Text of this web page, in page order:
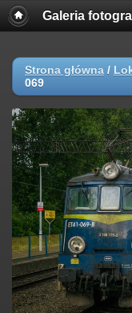
Galeria
Strona główna /
069